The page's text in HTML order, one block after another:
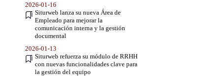
2026-01-16
Siturweb lanza su nueva Área de
Empleado para mejorar la
comunicación interna y la gestión
documental
2026-01-13
Siturweb refuerza su módulo de RRHH
con nuevas funcionalidades clave para
la gestión del equipo